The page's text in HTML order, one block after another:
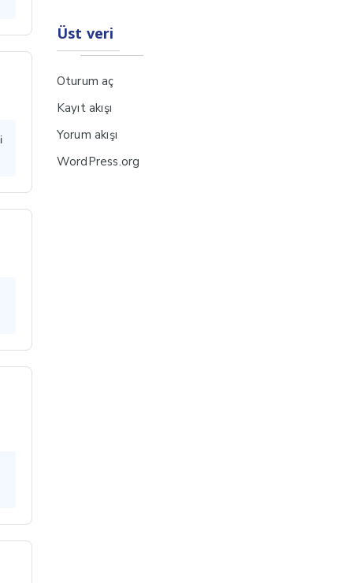
Üst veri
Oturum aç
Kayıt akışı
Yorum akışı
WordPress.org